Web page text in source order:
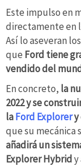
Este impulso en
directamente en
Así lo aseveran
que Ford tiene
vendido del
En concreto, la
2022 y se
laFord Explorery
que su mecánica
añadirá un
Explorer Hybridy